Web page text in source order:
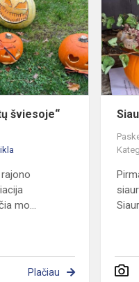
šviesoje“
šviesoje“
mo...
Plačiau